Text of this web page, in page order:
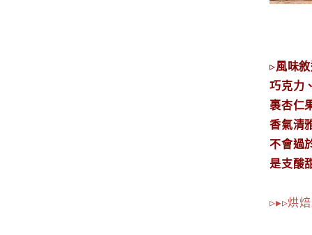
▹風味
巧克力
裹杏仁
香氣清
不會過
是支酸
▹▸▹烘